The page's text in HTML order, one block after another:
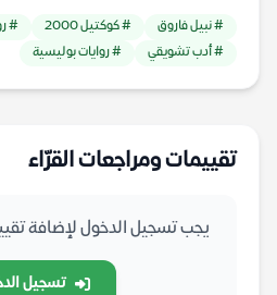
# نبيل فاروق # كوكتيل 2000
#
# أدب تشويقي
# روايات بوليسية
تقييمات ومراجعات القرّاء
يجب تسجيل الدخول لإضافة
تسجيل